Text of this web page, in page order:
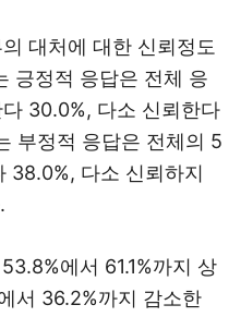
대처에 대한 신뢰정도
긍정적 응답은 전체 응
30.0%, 다소 신뢰한다
부정적 응답은 전체의 5
38.0%, 다소 신뢰하지
에서 61.1%까지 상
서 36.2%까지 감소한